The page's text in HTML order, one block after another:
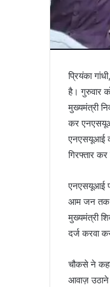
प्रियंका
है। गुरुवार
मुख्यमंत्री
कर
एनएसयूआई
गिरफ्तार कर
एनएसयूआई
आम जन तक
मुख्यमंत्री
दर्ज करवा
चौकसे ने
आवाज़ उठाने